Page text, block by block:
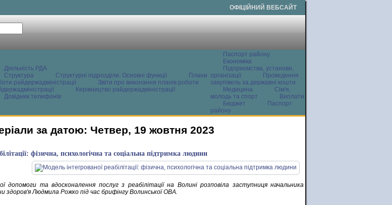
ОФІЦІЙНИЙ ВЕБСАЙТ
Діяльність РДА
Структура
Структурні підрозділи. Основні функції
Плани
райдержадміністрації
Звіти про виконання планів роботи
Керівництво райдержадміністрації
Довідник телефонів
Паспорт району
Економіка
Підприємства, установи,
організації
Проведення
закупівель за державні кошти
Медицина
Сім'я,
молодь та спорт
Виплати
Бюджет
Паспорт
району
за датою: Четвер, 19 жовтня 2023
фізична, психологічна та соціальна підтримка людини
допомоги та вдосконалення послуг з реабілітації на Волині розповіла заступниця начальника
здоров'я Людмила Рожко під час брифінгу Волинської ОВА.